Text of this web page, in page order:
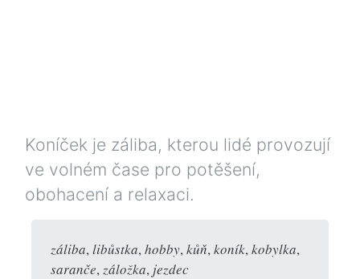
Koníček je záliba, kterou lidé provozují
ve volném čase pro potěšení,
obohacení a relaxaci.
záliba,libůstka,hobby,kůň,koník,kobylka,
saranče,záložka, jezdec